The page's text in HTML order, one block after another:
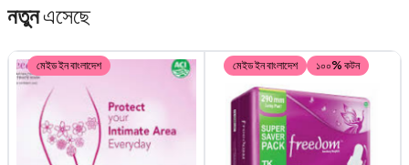
নতুনএসেছে
মেইড ইন বাংলাদেশ মেইড ইন বাংলাদেশ ১০০% কটন